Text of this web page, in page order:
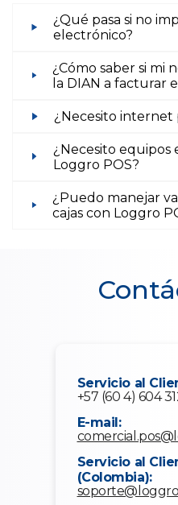
¿Qué pasa si no
electrónico?
¿Cómo saber si mi
la DIAN a facturar
¿Necesito internet
¿Necesito equipos
Loggro POS?
¿Puedo manejar
cajas con Loggro
Servicio al
+57 (60 4) 604
E-mail:
Servicio al
(Colombia):